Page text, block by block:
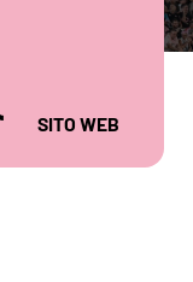
SITO WEB